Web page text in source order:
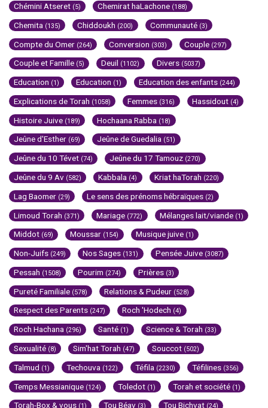
Chémini Atseret (5) Chemirat haLachone (188)
Chemita (135) Chiddoukh (200) Communauté (3)
Compte du Omer (264) Conversion (303) Couple (297)
Couple et Famille (5) Deuil (1102) Divers (5037)
Education (1) Education (1) Education des enfants (244)
Explications de Torah (1058) Femmes (316) Hassidout (4)
Histoire Juive (189) Hochaana Rabba (18)
Jeûne d'Esther (69) Jeûne de Guedalia (51)
Jeûne du 10 Tévet (74) Jeûne du 17 Tamouz (270)
Jeûne du 9 Av (582) Kabbala (4) Kriat haTorah (220)
Lag Baomer (29) Le sens des prénoms hébraïques (2)
Limoud Torah (371) Mariage (772) Mélanges lait/viande (1)
Middot (69) Moussar (154) Musique juive (1)
Non-Juifs (249) Nos Sages (131) Pensée Juive (3087)
Pessah (1508) Pourim (274) Prières (3)
Pureté Familiale (578) Relations & Pudeur (528)
Respect des Parents (247) Roch 'Hodech (4)
Roch Hachana (296) Santé (1) Science & Torah (33)
Sexualité (8) Sim'hat Torah (47) Souccot (502)
Talmud (1) Techouva (122) Téfila (2230) Téfilines (356)
Temps Messianique (124) Toledot (1) Torah et société (1)
Torah-Box & vous (1) Tou Béav (3) Tou Bichvat (24)